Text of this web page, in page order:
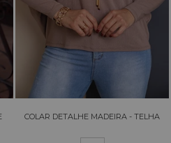
COLAR DETALHE MADEIRA - TELHA